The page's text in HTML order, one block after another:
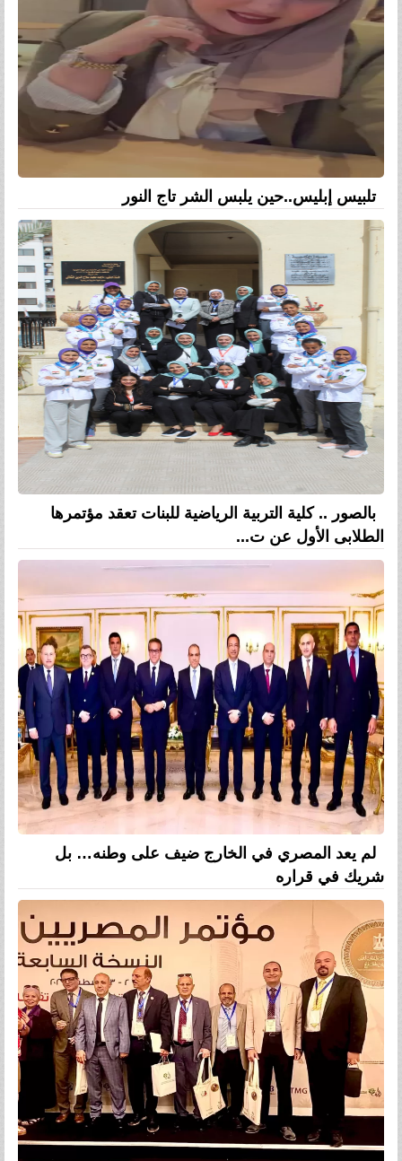
تلبيس إبليس..حين يلبس الشر تاج النور
بالصور .. كلية التربية الرياضية للبنات تعقد مؤتمرها
الطلابى الأول عن ت...
لم يعد المصري في الخارج ضيف على وطنه… بل
شريك في قراره